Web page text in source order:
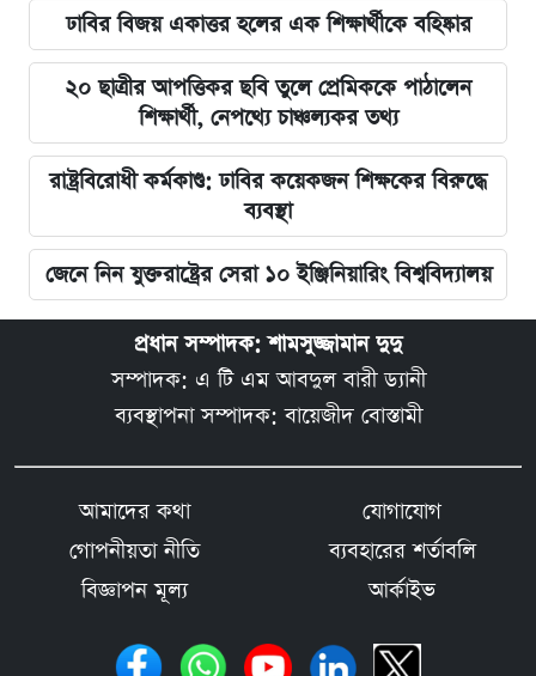
ঢাবির বিজয় একাত্তর হলের এক শিক্ষার্থীকে বহিষ্কার
২০ ছাত্রীর আপত্তিকর ছবি তুলে প্রেমিককে পাঠালেন
শিক্ষার্থী, নেপথ্যে চাঞ্চল্যকর তথ্য
রাষ্ট্রবিরোধী কর্মকাণ্ড: ঢাবির কয়েকজন শিক্ষকের বিরুদ্ধে
ব্যবস্থা
জেনে নিন যুক্তরাষ্ট্রের সেরা ১০ ইঞ্জিনিয়ারিং বিশ্ববিদ্যালয়
প্রধান সম্পাদক: শামসুজ্জামান দুদু
সম্পাদক: এ টি এম আবদুল বারী ড্যানী
ব্যবস্থাপনা সম্পাদক: বায়েজীদ বোস্তামী
আমাদের কথা
যোগাযোগ
গোপনীয়তা নীতি
ব্যবহারের শর্তাবলি
বিজ্ঞাপন মূল্য
আর্কাইভ